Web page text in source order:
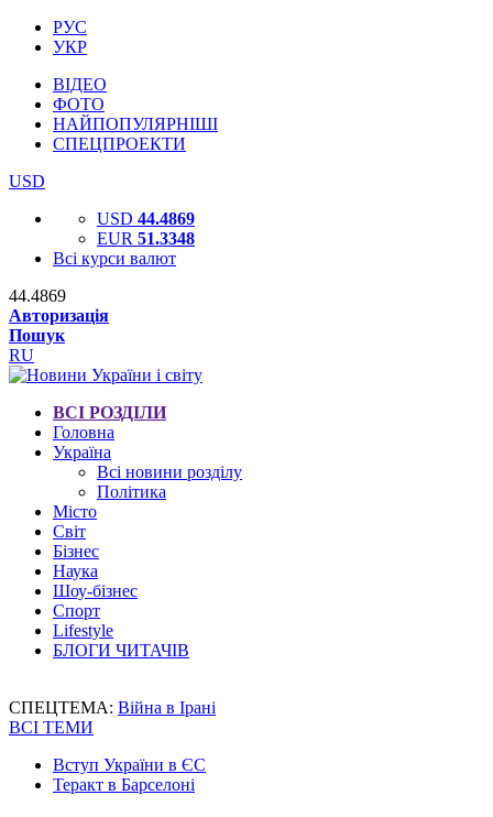
РУС
УКР
ВІДЕО
ФОТО
НАЙПОПУЛЯРНІШІ
СПЕЦПРОЕКТИ
USD
USD 44.4869
EUR 51.3348
Всі курси валют
44.4869
Авторизація
Пошук
RU
ВСІ РОЗДІЛИ
Головна
Україна
Всі новини розділу
Політика
Місто
Світ
Бізнес
Наука
Шоу-бізнес
Спорт
Lifestyle
БЛОГИ ЧИТАЧІВ
СПЕЦТЕМА: Війна в Ірані
ВСІ ТЕМИ
Вступ України в ЄС
Теракт в Барселоні